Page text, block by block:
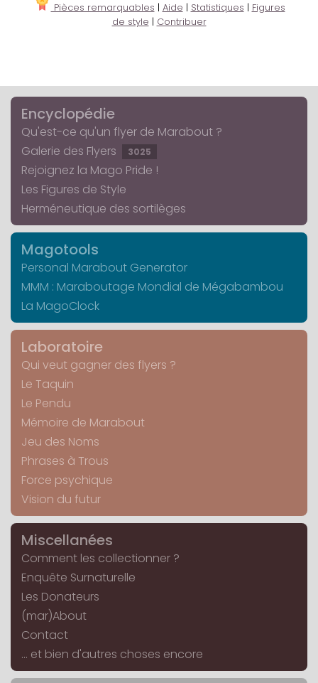
Pièces remarquables | Aide | Statistiques | Figures
de style | Contribuer
Encyclopédie
Qu'est-ce qu'un flyer de Marabout ?
Galerie des Flyers
3025
Rejoignez la Mago Pride !
Les Figures de Style
Herméneutique des sortilèges
Magotools
Personal Marabout Generator
MMM : Maraboutage Mondial de Mégabambou
La MagoClock
Laboratoire
Qui veut gagner des flyers ?
Le Taquin
Le Pendu
Mémoire de Marabout
Jeu des Noms
Phrases à Trous
Force psychique
Vision du futur
Miscellanées
Comment les collectionner ?
Enquête Surnaturelle
Les Donateurs
(mar)About
Contact
... et bien d'autres choses encore